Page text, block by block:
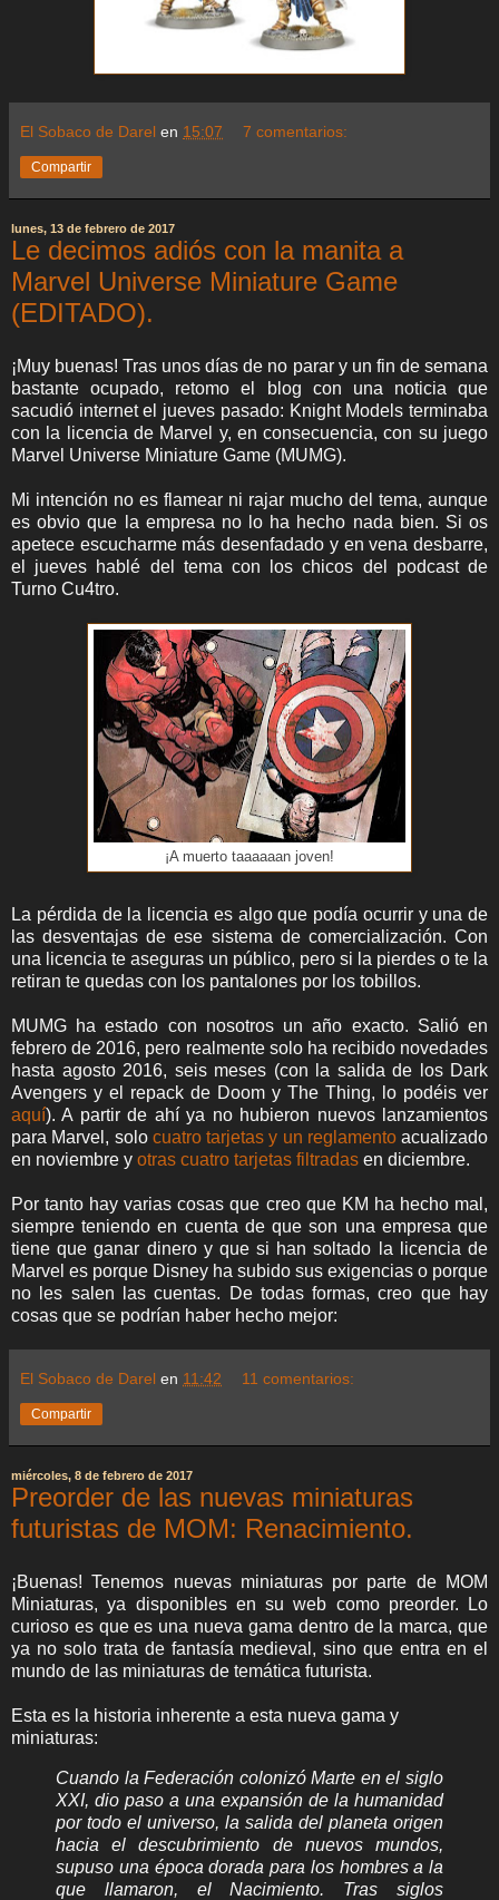
El Sobaco de Darel en 15:07 7 comentarios:
Compartir
lunes, 13 de febrero de 2017
Le decimos adiós con la manita a
Marvel Universe Miniature Game
(EDITADO).
¡Muy buenas! Tras unos días de no parar y un fin de semana
bastante ocupado, retomo el blog con una noticia que
sacudió internet el jueves pasado: Knight Models terminaba
con la licencia de Marvel y, en consecuencia, con su juego
Marvel Universe Miniature Game (MUMG).
Mi intención no es flamear ni rajar mucho del tema, aunque
es obvio que la empresa no lo ha hecho nada bien. Si os
apetece escucharme más desenfadado y en vena desbarre,
el jueves hablé del tema con los chicos del podcast de
Turno Cu4tro.
¡A muerto taaaaaan joven!
La pérdida de la licencia es algo que podía ocurrir y una de
las desventajas de ese sistema de comercialización. Con
una licencia te aseguras un público, pero si la pierdes o te la
retiran te quedas con los pantalones por los tobillos.
MUMG ha estado con nosotros un año exacto. Salió en
febrero de 2016, pero realmente solo ha recibido novedades
hasta agosto 2016, seis meses (con la salida de los Dark
Avengers y el repack de Doom y The Thing, lo podéis ver
aquí). A partir de ahí ya no hubieron nuevos lanzamientos
para Marvel, solo cuatro tarjetas y un reglamentoacualizado
en noviembre y otras cuatro tarjetas filtradas en diciembre.
Por tanto hay varias cosas que creo que KM ha hecho mal,
siempre teniendo en cuenta de que son una empresa que
tiene que ganar dinero y que si han soltado la licencia de
Marvel es porque Disney ha subido sus exigencias o porque
no les salen las cuentas. De todas formas, creo que hay
cosas que se podrían haber hecho mejor:
El Sobaco de Darel en 11:42 11 comentarios:
Compartir
miércoles, 8 de febrero de 2017
Preorder de las nuevas miniaturas
futuristas de MOM: Renacimiento.
¡Buenas! Tenemos nuevas miniaturas por parte de MOM
Miniaturas, ya disponibles en su web como preorder. Lo
curioso es que es una nueva gama dentro de la marca, que
ya no solo trata de fantasía medieval, sino que entra en el
mundo de las miniaturas de temática futurista.
Esta es la historia inherente a esta nueva gama y
miniaturas:
Cuando la Federación colonizó Marte en el siglo
XXI, dio paso a una expansión de la humanidad
por todo el universo, la salida del planeta origen
hacia el descubrimiento de nuevos mundos,
supuso una época dorada para los hombres a la
que llamaron, el Nacimiento. Tras siglos